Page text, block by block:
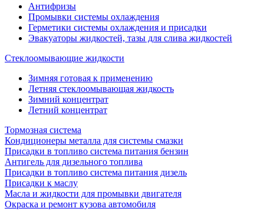
Антифризы
Промывки системы охлаждения
Герметики системы охлаждения и присадки
Эвакуаторы жидкостей, тазы для слива жидкостей
Стеклоомывающие жидкости
Зимняя готовая к применению
Летняя стеклоомывающая жидкость
Зимний концентрат
Летний концентрат
Тормозная система
Кондиционеры металла для системы смазки
Присадки в топливо система питания бензин
Антигель для дизельного топлива
Присадки в топливо система питания дизель
Присадки к маслу
Масла и жидкости для промывки двигателя
Окраска и ремонт кузова автомобиля